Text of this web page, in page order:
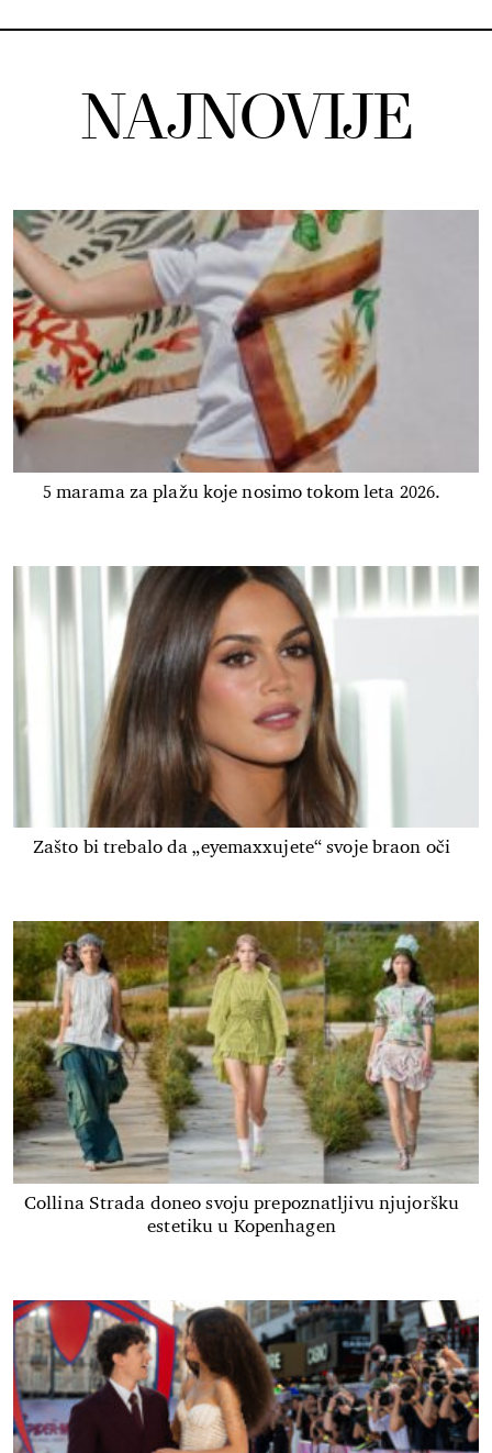
NAJNOVIJE
5 marama za plažu koje nosimo tokom leta 2026.
Zašto bi trebalo da „eyemaxxujete“ svoje braon oči
Collina Strada doneo svoju prepoznatljivu njujoršku
estetiku u Kopenhagen